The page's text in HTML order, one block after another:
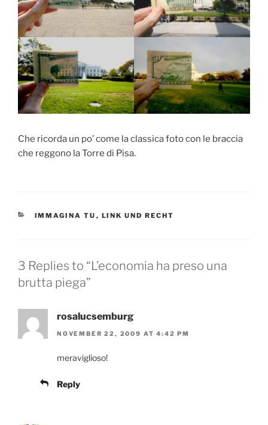
Che ricorda un po’ come la classica foto con le braccia
che reggono la Torre di Pisa.
CATEGORIES
IMMAGINA TU , LINK UND RECHT
3 Replies to “L’economia ha preso una
brutta piega”
rosalucsemburg
NOVEMBER 22, 2009 AT 4:42 PM
meraviglioso!
Reply